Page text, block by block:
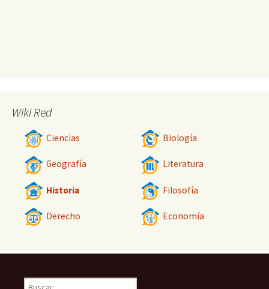
Wiki Red
Ciencias Biología
Geografía Literatura
Historia Filosofía
Derecho Economía
Buscar: